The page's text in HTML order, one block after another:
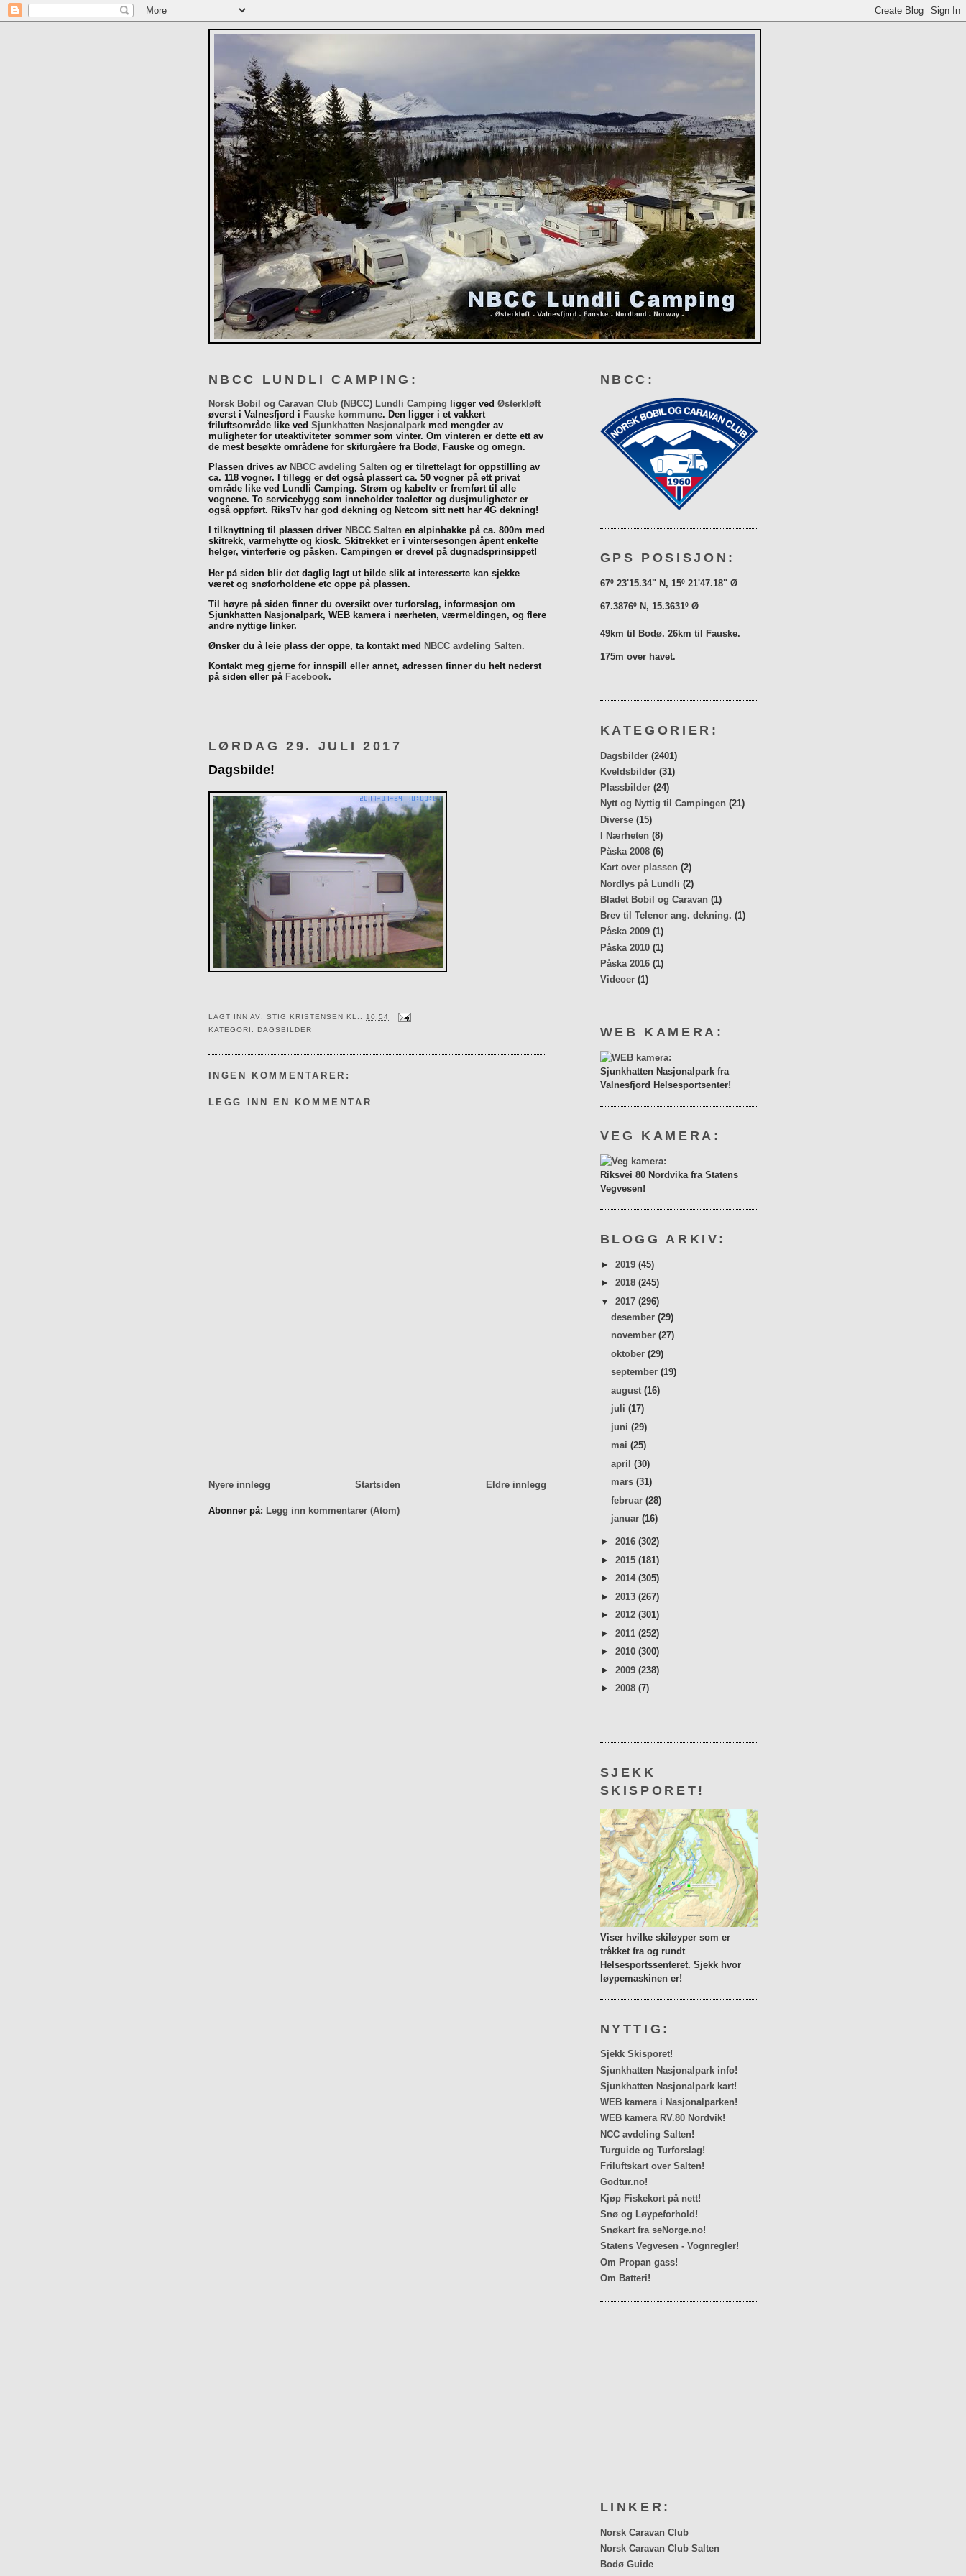
NBCC LUNDLI CAMPING:
Norsk Bobil og Caravan Club (NBCC) Lundli Camping ligger ved Østerkløft
øverst i Valnesfjord i Fauske kommune. Den ligger i et vakkert
friluftsområde like ved Sjunkhatten Nasjonalparkmed mengder av
muligheter for uteaktiviteter sommer som vinter. Om vinteren er dette ett av
de mest besøkte områdene for skiturgåere fra Bodø, Fauske og omegn.
Plassen drives av NBCC avdeling Salten og er tilrettelagt for oppstilling av
ca. 118 vogner. I tillegg er det også plassert ca. 50 vogner på ett privat
område like ved Lundli Camping. Strøm og kabeltv er fremført til alle
vognene. To servicebygg som inneholder toaletter og dusjmuligheter er
også oppført. RiksTv har god dekning og Netcom sitt nett har 4G dekning!
I tilknyttning til plassen driver NBCC Salten en alpinbakke på ca. 800m med
skitrekk, varmehytte og kiosk. Skitrekket er i vintersesongen åpent enkelte
helger, vinterferie og påsken. Campingen er drevet på dugnadsprinsippet!
Her på siden blir det daglig lagt ut bilde slik at interesserte kan sjekke
været og snøforholdene etc oppe på plassen.
Til høyre på siden finner du oversikt over turforslag, informasjon om
Sjunkhatten Nasjonalpark, WEB kamera i nærheten, værmeldingen, og flere
andre nyttige linker.
Ønsker du å leie plass der oppe, ta kontakt med NBCC avdeling Salten.
Kontakt meg gjerne for innspill eller annet, adressen finner du helt nederst
på siden eller på Facebook.
LØRDAG 29. JULI 2017
Dagsbilde!
LAGT INN AV: STIG KRISTENSEN KL.: 10:54
KATEGORI:
DAGSBILDER
INGEN KOMMENTARER:
LEGG INN EN KOMMENTAR
Nyere innlegg Eldre innlegg
Startsiden
Abonner på: Legg inn kommentarer (Atom)
NBCC:
GPS POSISJON:
67º 23'15.34" N, 15º 21'47.18" Ø
67.3876º N, 15.3631º Ø
49km til Bodø. 26km til Fauske.
175m over havet.
KATEGORIER:
Dagsbilder (2401)
Kveldsbilder (31)
Plassbilder (24)
Nytt og Nyttig til Campingen (21)
Diverse (15)
I Nærheten (8)
Påska 2008 (6)
Kart over plassen (2)
Nordlys på Lundli (2)
Bladet Bobil og Caravan (1)
Brev til Telenor ang. dekning. (1)
Påska 2009 (1)
Påska 2010 (1)
Påska 2016 (1)
Videoer (1)
WEB KAMERA:
Sjunkhatten Nasjonalpark fra
Valnesfjord Helsesportsenter!
VEG KAMERA:
Riksvei 80 Nordvika fra Statens
Vegvesen!
BLOGG ARKIV:
► 2019 (45)
► 2018 (245)
▼ 2017 (296)
desember(29)
november(27)
oktober(29)
september(19)
august(16)
juli(17)
juni(29)
mai(25)
april(30)
mars(31)
februar(28)
januar(16)
► 2016 (302)
► 2015 (181)
► 2014 (305)
► 2013 (267)
► 2012 (301)
► 2011 (252)
► 2010 (300)
► 2009 (238)
► 2008 (7)
SJEKK
SKISPORET!
Viser hvilke skiløyper som er
tråkket fra og rundt
Helsesportssenteret. Sjekk hvor
løypemaskinen er!
NYTTIG:
Sjekk Skisporet!
Sjunkhatten Nasjonalpark info!
Sjunkhatten Nasjonalpark kart!
WEB kamera i Nasjonalparken!
WEB kamera RV.80 Nordvik!
NCC avdeling Salten!
Turguide og Turforslag!
Friluftskart over Salten!
Godtur.no!
Kjøp Fiskekort på nett!
Snø og Løypeforhold!
Snøkart fra seNorge.no!
Statens Vegvesen - Vognregler!
Om Propan gass!
Om Batteri!
LINKER:
Norsk Caravan Club
Norsk Caravan Club Salten
Bodø Guide